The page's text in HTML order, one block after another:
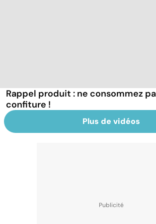
Rappel produit : ne consommez
confiture !
Plus de vidéos